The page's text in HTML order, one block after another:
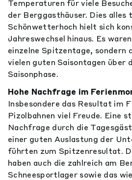
Temperaturen für viele
der Berggasthäuser. Dies alles
Schönwetterhoch hielt sich
Jahreswechsel hinaus. Es
einzelne Spitzentage, sondern
vielen guten Saisontagen über
Saisonphase.
Hohe Nachfrage im
Insbesondere das Resultat im
Pizolbahnen viel Freude. Eine
Nachfrage durch die
einer guten Auslastung der
führten zum Spitzenresultat.
haben auch die zahlreich am
Schneesportlager sowie das